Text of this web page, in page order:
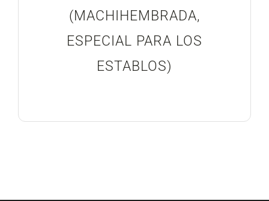
(MACHIHEMBRADA,
ESPECIAL PARA LOS
ESTABLOS)